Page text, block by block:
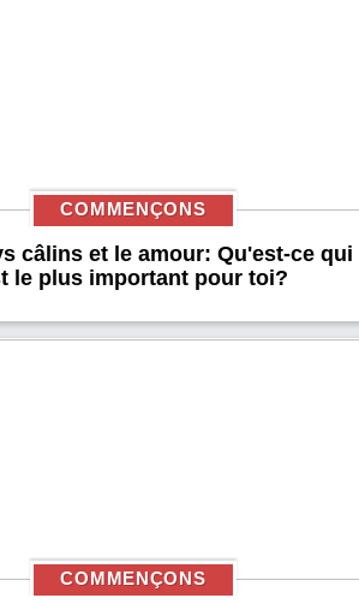
COMMENÇONS
câlins et le amour: Qu'est-ce qui
le plus important pour toi?
COMMENÇONS